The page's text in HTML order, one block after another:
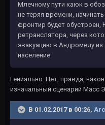
Млечному пути каюк в
не теряя времени,
фронтир будет обустроен,
ретранслятора, через
эвакуацию в Андромеду из
население.
Гениально. Нет, правда,
изначальный сценарий
В 01.02.2017 в 00:26,